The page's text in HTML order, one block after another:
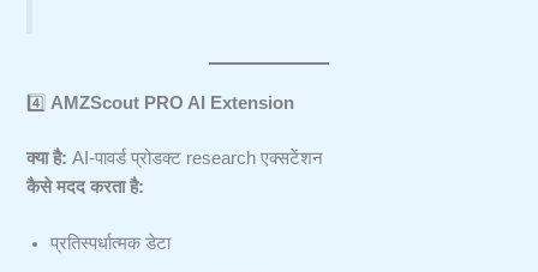
4️⃣ AMZScout PRO AI Extension
क्या है: AI-पावर्ड प्रोडक्ट research एक्सटेंशन
कैसे मदद करता है:
प्रतिस्पर्धात्मक डेटा